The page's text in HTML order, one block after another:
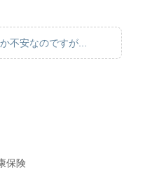
不安なのですが...
保険